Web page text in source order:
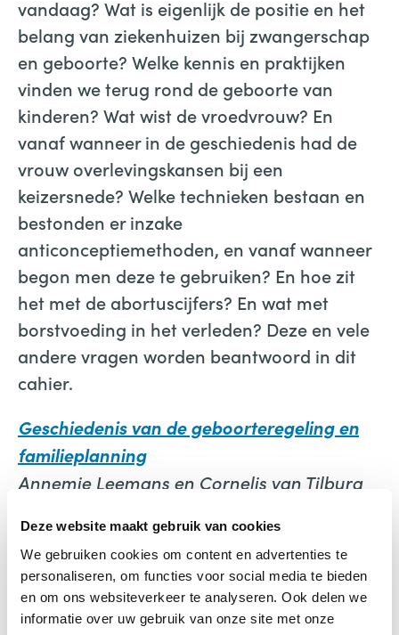
Deze website maakt gebruik van cookies
We gebruiken cookies om content en advertenties te
personaliseren, om functies voor social media te bieden
en om ons websiteverkeer te analyseren. Ook delen we
informatie over uw gebruik van onze site met onze
vandaag? Wat is eigenlijk de positie en het
belang van ziekenhuizen bij zwangerschap
en geboorte? Welke kennis en praktijken
vinden we terug rond de geboorte van
kinderen? Wat wist de vroedvrouw? En
vanaf wanneer in de geschiedenis had de
vrouw overlevingskansen bij een
keizersnede? Welke technieken bestaan en
bestonden er inzake
anticonceptiemethoden, en vanaf wanneer
begon men deze te gebruiken? En hoe zit
het met de abortuscijfers? En wat met
borstvoeding in het verleden? Deze en vele
andere vragen worden beantwoord in dit
cahier.
Geschiedenis van de geboorteregeling en
familieplanning
Annemie Leemans en Cornelis van Tilburg